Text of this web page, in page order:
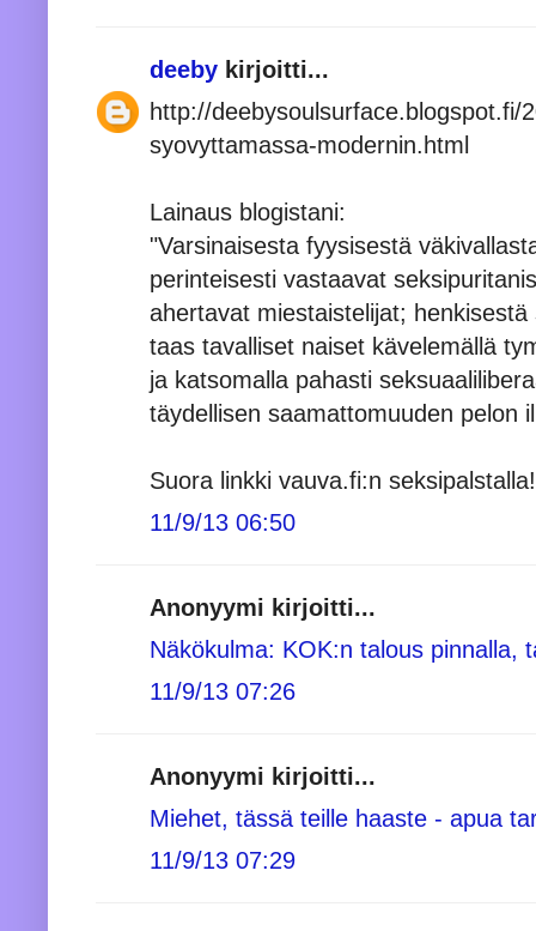
deeby kirjoitti...
http://deebysoulsurface.blogspot.fi/
syovyttamassa-modernin.html
Lainaus blogistani:
"Varsinaisesta fyysisestä
perinteisesti vastaavat
ahertavat miestaistelijat;
taas tavalliset naiset kävelemällä
ja katsomalla pahasti
täydellisen saamattomuuden pelon
Suora linkki vauva.fi:n seksipalstalla!
11/9/13 06:50
Anonyymi kirjoitti...
Näkökulma: KOK:n talous pinnalla,
11/9/13 07:26
Anonyymi kirjoitti...
Miehet, tässä teille haaste - apua
11/9/13 07:29